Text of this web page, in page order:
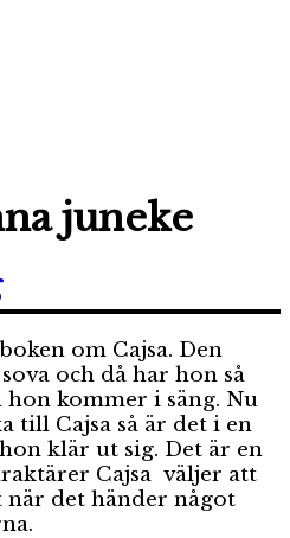
juneke
om Cajsa. Den
och då har hon så
kommer i säng. Nu
till Cajsa så är det i en
klär ut sig. Det är en
Cajsa väljer att
när det händer något